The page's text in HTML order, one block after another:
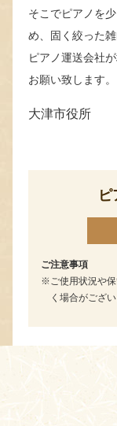
そこでピアノを
め、固く絞った
ピアノ運送会社
お願い致します。
大津市役所
ご注意事項
ご使用状況や
く場合がござ